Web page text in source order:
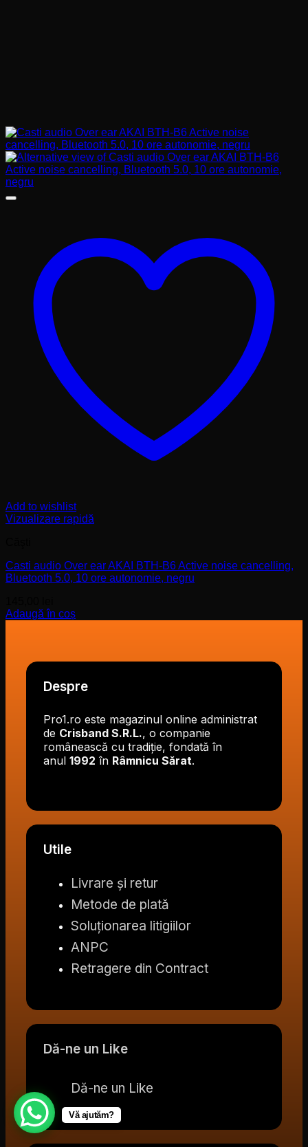
Add to wishlist
Vizualizare rapidă
Casti audio Over ear AKAI BTH-B6 Active noise cancelling,
Bluetooth 5.0, 10 ore autonomie, negru
Adaugă în coș
Despre
Pro1.ro este magazinul online administrat
de Crisband S.R.L., o companie
românească cu tradiție, fondată în
anul 1992 în Râmnicu Sărat.
Utile
Livrare și retur
Metode de plată
Soluționarea litigiilor
ANPC
Retragere din Contract
Dă-ne un Like
Dă-ne un Like
Vă ajutăm?